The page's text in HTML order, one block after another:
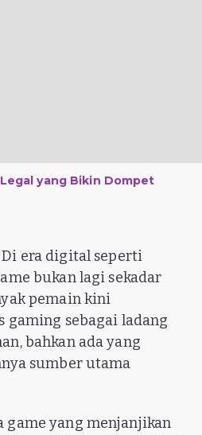
yang Bikin Dompet
Di era digital seperti
bukan lagi sekadar
pemain kini
gaming sebagai ladang
bahkan ada yang
sumber utama
game yang menjanjikan